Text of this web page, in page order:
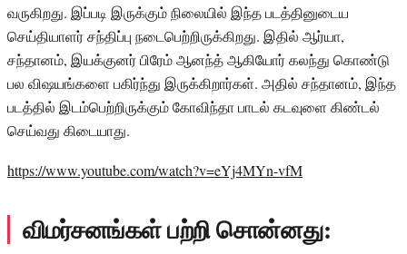
வருகிறது. இப்படி இருக்கும் நிலையில் இந்த படத்தினுடைய
செய்தியாளர் சந்திப்பு நடைபெற்றிருக்கிறது. இதில் ஆர்யா,
சந்தானம், இயக்குனர் பிரேம் ஆனந்த் ஆகியோர் கலந்து கொண்டு
பல விஷயங்களை பகிர்ந்து இருக்கிறார்கள். அதில் சந்தானம், இந்த
படத்தில் இடம்பெற்றிருக்கும் கோவிந்தா பாடல் கடவுளை கிண்டல்
செய்வது கிடையாது.
https://www.youtube.com/watch?v=eYj4MYn-vfM
விமர்சனங்கள் பற்றி சொன்னது: